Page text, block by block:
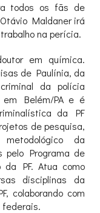
todos os fãs de
Maldaner irá
na perícia.
em química.
de Paulínia, da
da polícia
em Belém/PA e é
da PF
de pesquisa,
da
pelo Programa de
da PF. Atua como
disciplinas da
colaborando com
federais.